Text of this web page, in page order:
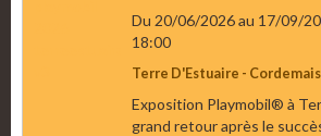
Du 20/06/2026au 17/09/
18:00
Terre D'Estuaire - Cordemais
Exposition Playmobil® à
grand retour après le